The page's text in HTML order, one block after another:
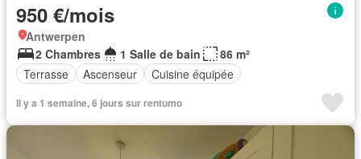
950 €/mois
Antwerpen
2 Chambres
1 Salle de bain
86 m²
Terrasse
Ascenseur Cuisine équipée
Il y a 1 semaine, 6 jours sur rentumo